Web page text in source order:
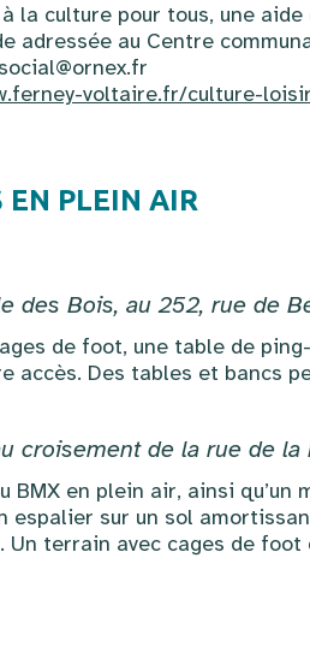
la culture pour tous, une
adressée au Centre
voltaire.fr/culture-
EN PLEIN AIR
des Bois, au 252, rue de
de foot, une table de
accès. Des tables et bancs
croisement de la rue de la
BMX en plein air, ainsi
espalier sur un sol
terrain avec cages de